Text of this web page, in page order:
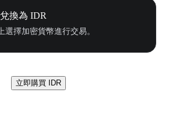
換為 IDR
選擇加密貨幣進行交易。
立即購買 IDR